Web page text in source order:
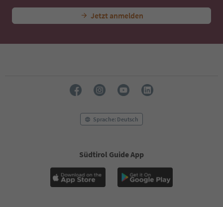
Jetzt anmelden
Sprache: Deutsch
Südtirol Guide App